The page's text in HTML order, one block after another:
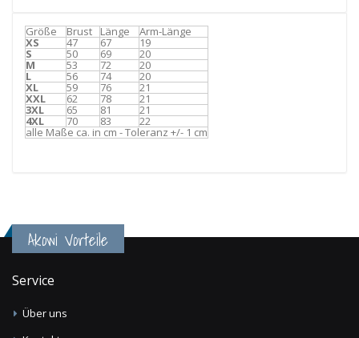
Größe Brust Länge Arm-Länge
XS 47 67 19
S 50 69 20
M 53 72 20
L 56 74 20
XL 59 76 21
XXL 62 78 21
3XL 65 81 21
4XL 70 83 22
alle Maße ca. in cm - Toleranz +/- 1 cm
Akowi Vorteile
Service
Über uns